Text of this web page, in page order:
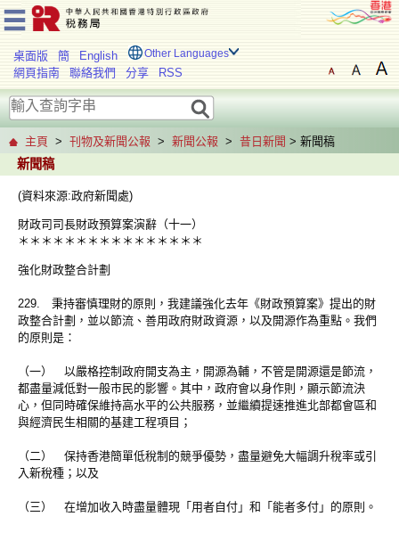
桌面版 簡 English Other Languages
網頁指南 聯絡我們 分享 RSS
主頁 > 刊物及新聞公報 > 新聞公報 > 昔日新聞 > 新聞稿
新聞稿
(資料來源:政府新聞處)
財政司司長財政預算案演辭（十一）
＊＊＊＊＊＊＊＊＊＊＊＊＊＊＊＊
強化財政整合計劃
229. 秉持審慎理財的原則，我建議強化去年《財政預算案》提出的財
政整合計劃，並以節流、善用政府財政資源，以及開源作為重點。我們
的原則是：
（一） 以嚴格控制政府開支為主，開源為輔，不管是開源還是節流，
都盡量減低對一般市民的影響。其中，政府會以身作則，顯示節流決
心，但同時確保維持高水平的公共服務，並繼續提速推進北部都會區和
與經濟民生相關的基建工程項目；
（二） 保持香港簡單低稅制的競爭優勢，盡量避免大幅調升稅率或引
入新稅種；以及
（三） 在增加收入時盡量體現「用者自付」和「能者多付」的原則。